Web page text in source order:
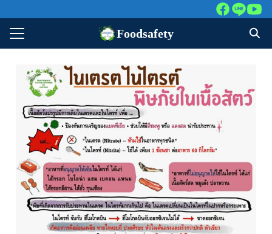
Foodsafety
ใจศึกษาต่อ
น้าที่